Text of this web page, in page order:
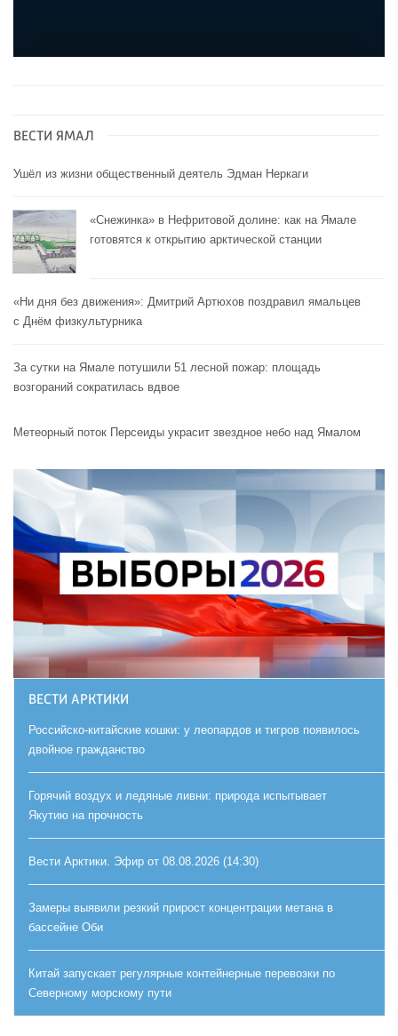
ВЕСТИ ЯМАЛ
Ушёл из жизни общественный деятель Эдман Неркаги
«Снежинка» в Нефритовой долине: как на Ямале
готовятся к открытию арктической станции
«Ни дня без движения»: Дмитрий Артюхов поздравил ямальцев
с Днём физкультурника
За сутки на Ямале потушили 51 лесной пожар: площадь
возгораний сократилась вдвое
Метеорный поток Персеиды украсит звездное небо над Ямалом
ВЕСТИ АРКТИКИ
Российско-китайские кошки: у леопардов и тигров появилось
двойное гражданство
Горячий воздух и ледяные ливни: природа испытывает
Якутию на прочность
Вести Арктики. Эфир от 08.08.2026 (14:30)
Замеры выявили резкий прирост концентрации метана в
бассейне Оби
Китай запускает регулярные контейнерные перевозки по
Северному морскому пути